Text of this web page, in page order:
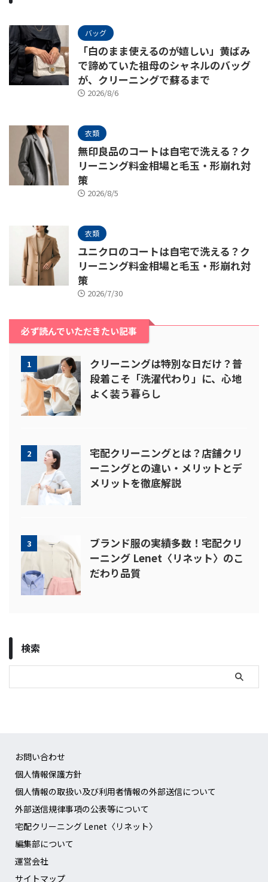
バッグ
「白のまま使えるのが嬉しい」黄ばみ
で諦めていた祖母のシャネルのバッグ
が、クリーニングで蘇るまで
2026/8/6
衣類
無印良品のコートは自宅で洗える？ク
リーニング料金相場と毛玉・形崩れ対
策
2026/8/5
衣類
ユニクロのコートは自宅で洗える？ク
リーニング料金相場と毛玉・形崩れ対
策
2026/7/30
必ず読んでいただきたい記事
1
クリーニングは特別な日だけ？普
段着こそ「洗濯代わり」に、心地
よく装う暮らし
2
宅配クリーニングとは？店舗クリ
ーニングとの違い・メリットとデ
メリットを徹底解説
3
ブランド服の実績多数！宅配クリ
ーニング Lenet〈リネット〉のこ
だわり品質
検索
お問い合わせ
個人情報保護方針
個人情報の取扱い及び利用者情報の外部送信について
外部送信規律事項の公表等について
宅配クリーニング Lenet〈リネット〉
編集部について
運営会社
サイトマップ